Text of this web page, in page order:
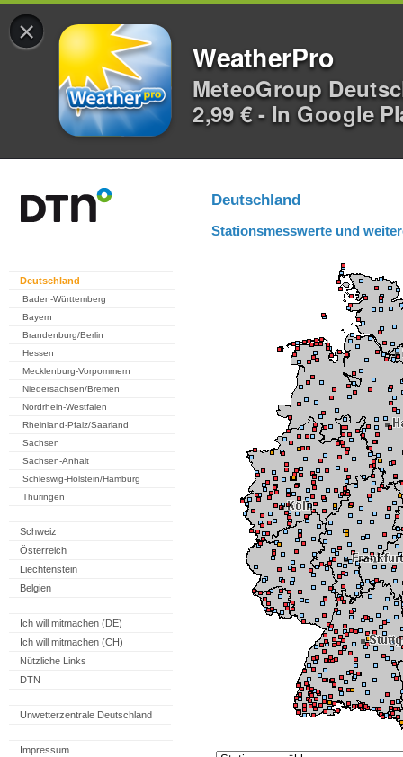
×
WeatherPro
MeteoGroup
2,99 € - In Google
Deutschland
Baden-Württemberg
Bayern
Brandenburg/Berlin
Hessen
Mecklenburg-Vorpommern
Niedersachsen/Bremen
Nordrhein-Westfalen
Rheinland-Pfalz/Saarland
Sachsen
Sachsen-Anhalt
Schleswig-Holstein/Hamburg
Thüringen
Schweiz
Österreich
Liechtenstein
Belgien
Ich will mitmachen (DE)
Ich will mitmachen (CH)
Nützliche Links
DTN
Unwetterzentrale Deutschland
Impressum
Deutschland
Stationsmesswerte und